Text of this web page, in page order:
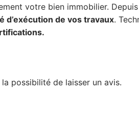
votre bien immobilier.
d’exécution de vos travaux.
possibilité de laisser un avis.